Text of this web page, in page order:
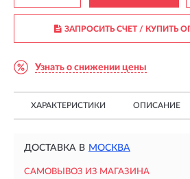
ЗАПРОСИТЬ СЧЕТ / КУПИТЬ
Узнать о снижении цены
ХАРАКТЕРИСТИКИ ОПИСАНИЕ
ДОСТАВКА В МОСКВА
САМОВЫВОЗ ИЗ МАГАЗИНА